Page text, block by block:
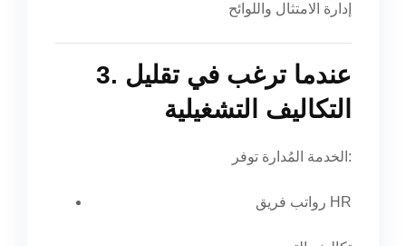
إدارة الامتثال واللوائح
3. عندما ترغب في تقليل
التكاليف التشغيلية
الخدمة المُدارة توفر:
رواتب فريق HR